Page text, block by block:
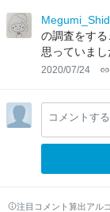
の調査をす
思っていま
2020/07/24
コメントす
注目コメント算出アル